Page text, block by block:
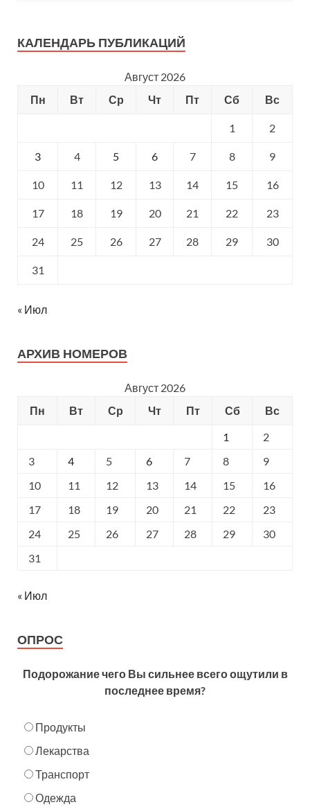
КАЛЕНДАРЬ ПУБЛИКАЦИЙ
Август 2026
Пн
Вт Ср Чт Пт Сб Вс
1 2
3 4 5 6 7 8 9
10 11 12 13 14 15 16
17 18 19 20 21 22 23
24 25 26 27 28 29 30
31
« Июл
АРХИВ НОМЕРОВ
Август 2026
Пн
Вт Ср Чт Пт Сб
Вс
1
2
3
4 5 6 7 8
9
10
11 12 13 14 15
16
17
18 19 20 21 22
23
24
25 26 27 28 29
30
31
« Июл
ОПРОС
Подорожание чего Вы сильнее всего ощутили в
последнее время?
Продукты
Лекарства
Транспорт
Одежда